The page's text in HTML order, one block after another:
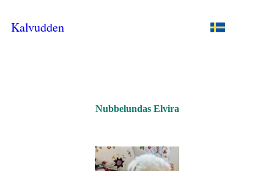
Kalvudden
Nubbelundas Elvira